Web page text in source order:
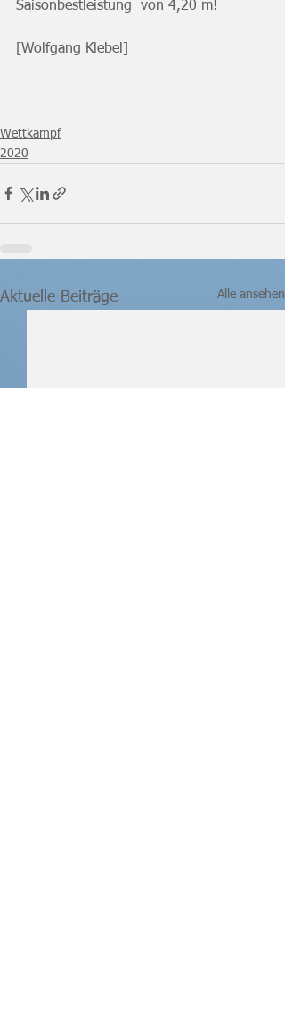
Saisonbestleistung  von 4,20 m!
[Wolfgang Klebel]
Wettkampf
2020
Aktuelle Beiträge Alle ansehen